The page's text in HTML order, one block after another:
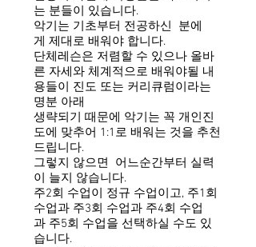
는 분들이 있습니다.
악기는 기초부터 전공하신 분에
게 제대로 배워야 합니다.
단체레슨은 저렴할 수 있으나 올바
른 자세와 체계적으로 배워야될 내
용들이 진도 또는 커리큐럼이라는
명분 아래
생략되기 때문에 악기는 꼭 개인진
도에 맞추어 1:1로 배워는 것을 추천
드립니다.
그렇지 않으면 어느순간부터 실력
이 늘지 않습니다.
주2회 수업이 정규 수업이고, 주1회
수업과 주3회 수업과 주4회 수업
과 주5회 수업을 선택하실 수도 있
습니다.